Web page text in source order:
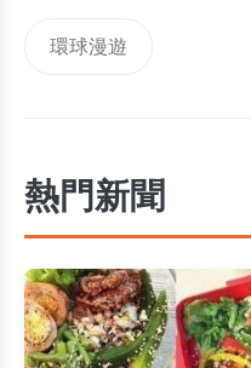
環球漫遊
熱門新聞